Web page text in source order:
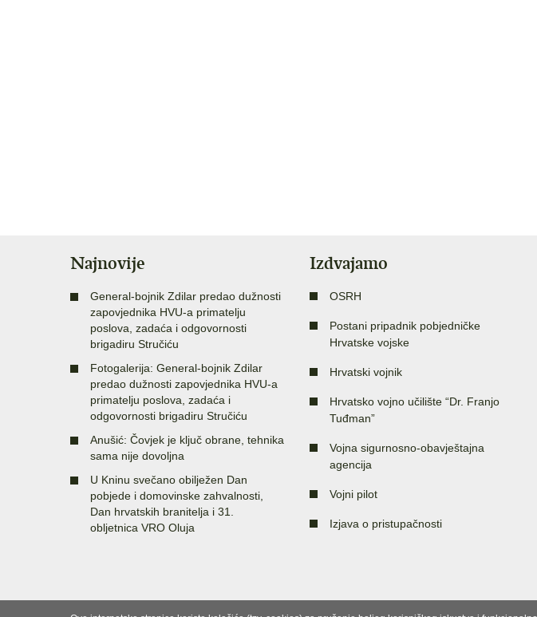
Najnovije
General-bojnik Zdilar predao dužnosti
zapovjednika HVU-a primatelju
poslova, zadaća i odgovornosti
brigadiru Stručiću
Fotogalerija: General-bojnik Zdilar
predao dužnosti zapovjednika HVU-a
primatelju poslova, zadaća i
odgovornosti brigadiru Stručiću
Anušić: Čovjek je ključ obrane, tehnika
sama nije dovoljna
U Kninu svečano obilježen Dan
pobjede i domovinske zahvalnosti,
Dan hrvatskih branitelja i 31.
obljetnica VRO Oluja
Izdvajamo
OSRH
Postani pripadnik pobjedničke
Hrvatske vojske
Hrvatski vojnik
Hrvatsko vojno učilište “Dr. Franjo
Tuđman”
Vojna sigurnosno-obavještajna
agencija
Vojni pilot
Izjava o pristupačnosti